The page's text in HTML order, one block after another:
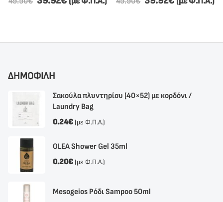
ΔΗΜΟΦΙΛΗ
Σακούλα πλυντηρίου (40×52) με κορδόνι /
Laundry Bag
0.24€ (με Φ.Π.Α.)
OLEA Shower Gel 35ml
0.20€ (με Φ.Π.Α.)
Mesogeios Ρόδι Sampoo 50ml